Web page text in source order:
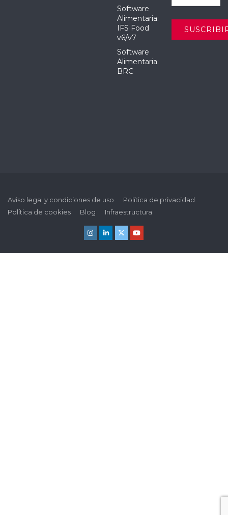
Software
Alimentaria:
IFS Food
v6/v7
Software
Alimentaria:
BRC
Aviso legal y condiciones de uso
Política de privacidad
Política de cookies
Blog Infraestructura